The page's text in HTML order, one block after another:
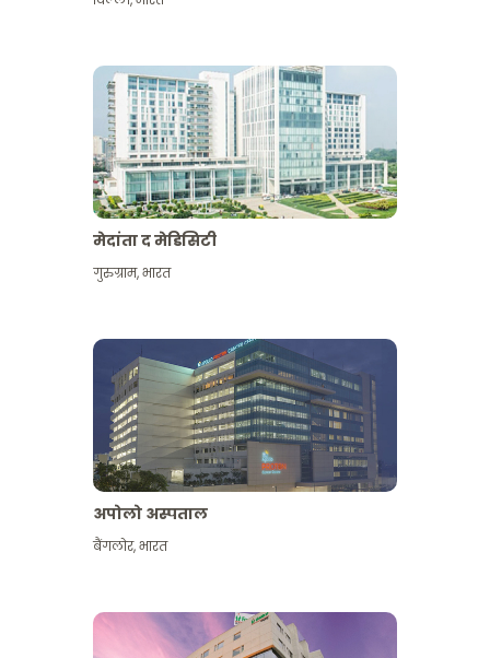
मेदांता द मेडिसिटी
गुरुग्राम,भारत
अपोलो अस्पताल
बैंगलोर,भारत